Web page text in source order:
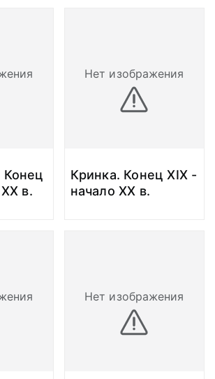
Конец
в.
Нет изображения
Кринка. Конец ХIХ -
начало ХХ в.
Нет изображения